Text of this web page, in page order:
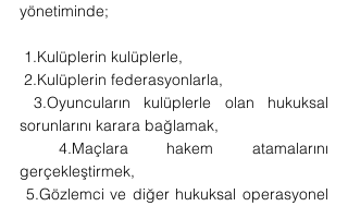
yönetiminde;
1.Kulüplerin kulüplerle,
2.Kulüplerin federasyonlarla,
3.Oyuncuların kulüplerle olan hukuksal
sorunlarını karara bağlamak,
4.Maçlara hakem atamalarını
gerçekleştirmek,
5.Gözlemci ve diğer hukuksal operasyonel